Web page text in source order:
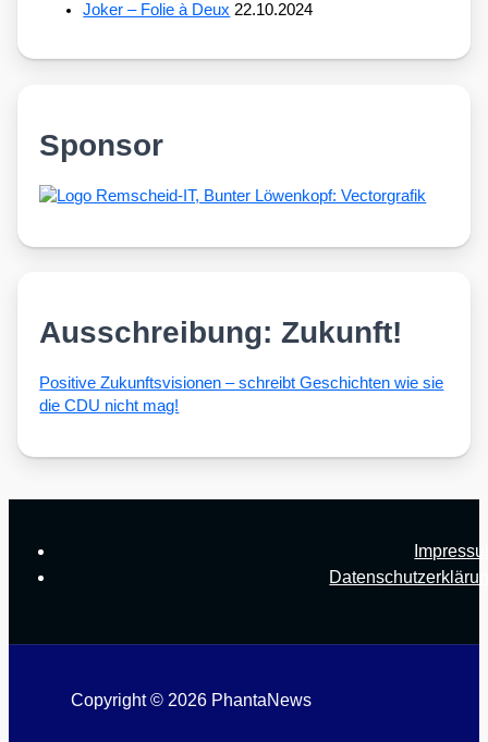
Joker – Folie à Deux 22.10.2024
Sponsor
Ausschreibung: Zukunft!
Posi­ti­ve Zukunfts­vi­sio­nen – schreibt Geschich­ten wie sie
die CDU nicht mag!
Copyright © 2026 PhantaNews